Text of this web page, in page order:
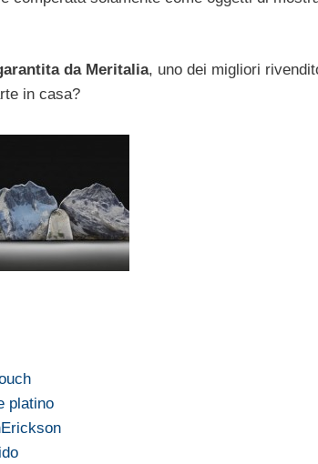
da Meritalia, uno dei migliori
in casa?
platino